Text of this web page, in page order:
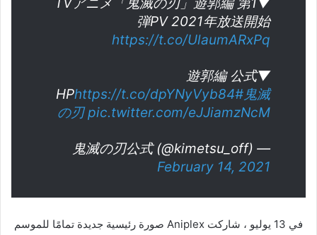
弾PV 2021年放送開始
https://t.co/UlaumARxPq
▼遊郭編 公式
HPhttps://t.co/dpYNyVyb84#鬼滅
の刃 pic.twitter.com/eJJiamzNcM
— 鬼滅の刃公式 (@kimetsu_off)
February 14, 2021
في 13 يوليو ، شاركت Aniplex صورة رئيسية جديدة تمامًا للموسم